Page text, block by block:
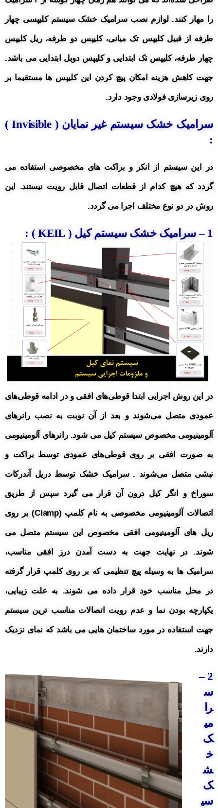
را مهار کنند. لوازم نصب سرامیک خشک سیستم کلیپسی چهار
طرفه از قبیلکلیپس تک میانی، کلیپس دو طرفه، ریل کلیپس
چهار طرفه، کلیپس تک ابتدایی و کلیپس دوبل ابتدایی می باشد.
جهت کاهش هزینه امکان پیچ کردن این کلیپس ها مستقیما بر
روی زیرسازی فولادی وجود دارد.
سرامیک خشک سیستم غیر نمایان (Invisible
)
:
در این سیستم از انکر و براکت های مخصوصی استفاده می
گردد که هیچ کدام از قطعات اتصال قابل رویت نیستند. این
روش در دو نوع مختلف اجرا می گردد.
1 – سرامیک خشکسیستم کیل ( KEIL ) :
در این روش اجرایی ابتدا قوطی‌های افقی و در ادامه قوطی‌های
عمودی متصل می‌شوند و بعد از آن نوبت به نصب رانرهای
آلومینیومی مخصوص سیستم کیل می شود. رانرهای آلومینیومی
به صورت افقی بر روی قوطی‌های عمودی توسط براکت و
نبشی متصل می‌شوند . سرامیک خشک توسط دریل آندرکات
سوراخ و انگر کیل درون آن قرار می گیرد سپس از طریق
اتصالات آلومینیومی مخصوصی به نام کلمپ (Clamp) بر روی
ریل های آلومینیومی افقی مخصوص این سیستم متصل می
شوند. در نهایت جهت به دست آمدن درز افقی مناسب،
سرامیک ها به وسیله پیچ تنظیمی که بر روی کلمپ قرار گرفته
در محل مناسب خود قرار داده می شوند. به علت زیبایی،
یکپارچه بودن نما و عدم رویت اتصالات مناسب ترین سیستم
جهت استفاده در مورد ساختمان هایی می باشد که نمای نزدیک
دارند.
2
–
س
را
می
ک
خ
ش
ک
سی